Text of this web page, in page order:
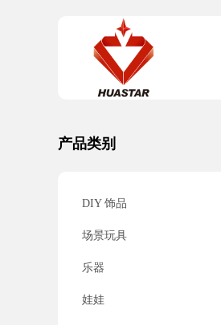
产品类别
DIY 饰品
场景玩具
乐器
娃娃